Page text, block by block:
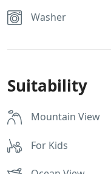
Washer
Suitability
Mountain View
For Kids